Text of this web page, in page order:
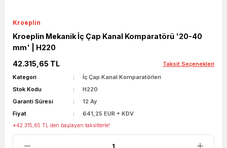
Kroeplin
Kroeplin Mekanik İç Çap Kanal Komparatörü '20-40
mm' | H220
42.315,65 TL
Taksit Seçenekleri
Kategori
İç Çap Kanal Komparatörleri
Stok Kodu
H220
Garanti Süresi
12 Ay
Fiyat
641,25 EUR + KDV
*42.315,65 TL den başlayan taksitlerle!